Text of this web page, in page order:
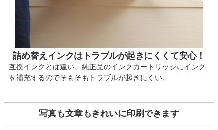
詰め替えインクはトラブルが起きにくくて安心！
互換インクとは違い、純正品のインクカートリッジにインク
を補充するのでそもそもトラブルが起きにくい。
写真も文章もきれいに印刷できます